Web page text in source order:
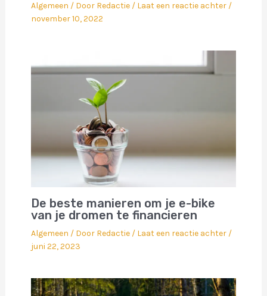
Algemeen / Door Redactie / Laat een reactie achter /
november 10, 2022
De beste manieren om je e-bike
van je dromen te financieren
Algemeen / Door Redactie / Laat een reactie achter /
juni 22, 2023